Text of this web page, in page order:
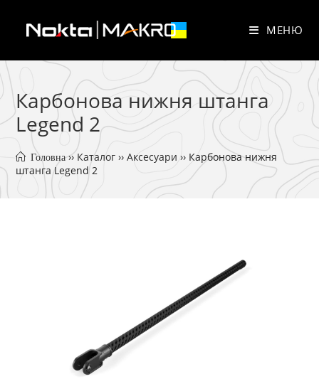
вмісту
МЕНЮ
Карбонова нижня штанга
Legend 2
Головна ›› Каталог ›› Аксесуари ›› Карбонова нижня
штанга Legend 2